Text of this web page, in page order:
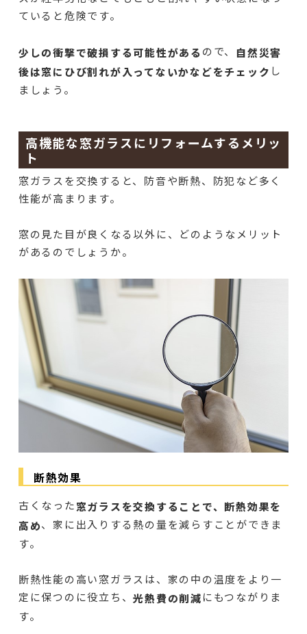
ていると危険です。
少しの衝撃で破損する可能性がある ので、 自然災害
後は窓にひび割れが入ってないかなどをチェック し
ましょう。
高機能な窓ガラスにリフォームするメリッ
ト
窓ガラスを交換すると、防音や断熱、防犯など多く
性能が高まります。
窓の見た目が良くなる以外に、どのようなメリット
があるのでしょうか。
断熱効果
古くなった窓ガラスを交換することで、断熱効果を
高め、家に出入りする熱の量を減らすことができま
す。
断熱性能の高い窓ガラスは、家の中の温度をより一
定に保つのに役立ち、光熱費の削減にもつながりま
す。